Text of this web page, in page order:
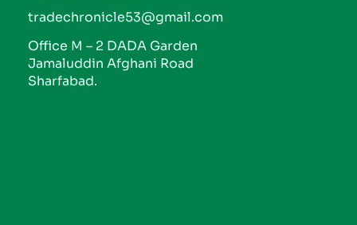
tradechronicle53@gmail.com
Office M – 2 DADA Garden
Jamaluddin Afghani Road
Sharfabad.